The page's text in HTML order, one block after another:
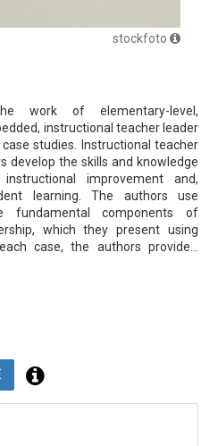
stockfoto
work of elementary-level,
instructional teacher leader
studies. Instructional teacher
develop the skills and knowledge
improvement and,
learning. The authors use
components of
which they present using
case, the authors provide...